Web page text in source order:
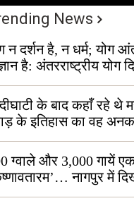
News
न दर्शन है, न धर्म; योग
है: अंतरराष्ट्रीय
के बाद कहाँ रहे थे
के इतिहास का वह
में जीवित है
ग्वाले और 3,000 गायें
नागपुर में
बोले, “ऐसा तो सिर्फ़